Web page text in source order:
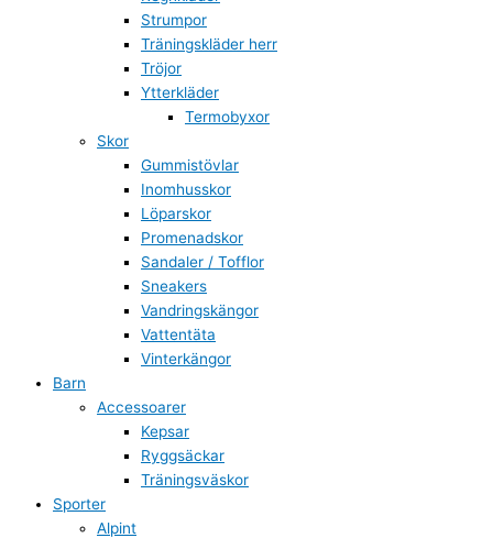
Strumpor
Träningskläder herr
Tröjor
Ytterkläder
Termobyxor
Skor
Gummistövlar
Inomhusskor
Löparskor
Promenadskor
Sandaler / Tofflor
Sneakers
Vandringskängor
Vattentäta
Vinterkängor
Barn
Accessoarer
Kepsar
Ryggsäckar
Träningsväskor
Sporter
Alpint